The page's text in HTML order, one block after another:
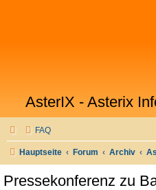
AsterIX - Asterix
FAQ
Hauptseite Forum Archiv
Pressekonferenz zu